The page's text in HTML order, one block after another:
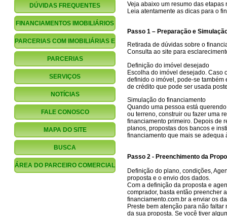
DÚVIDAS FREQUENTES
FINANCIAMENTOS IMOBILIÁRIOS
PARCERIAS COM IMOBILIÁRIAS E
CORRETORES
PARCERIAS
FINANCIAMENTO.COM.BR
SERVIÇOS
NOTÍCIAS
FALE CONOSCO
MAPA DO SITE
BUSCA
ÁREA DO PARCEIRO COMERCIAL
Veja abaixo um resumo das
Leia atentamente as dicas para o
Passo 1 – Preparação e
Retirada de dúvidas sobre o
Consulta ao site para
Definição do imóvel desejado
Escolha do imóvel desejado. Caso
definido o imóvel, pode-se também
de crédito que pode ser usada
Simulação do financiamento
Quando uma pessoa está
ou terreno, construir ou fazer uma
financiamento primeiro. Depois de
planos, propostas dos bancos e
financiamento que mais se
Passo 2 - Preenchimento da
Definição do plano, condições,
proposta e o envio dos dados.
Com a definição da proposta e
comprador, basta então preencher
financiamento.com.br a enviar os
Preste bem atenção para não
da sua proposta. Se você tiver